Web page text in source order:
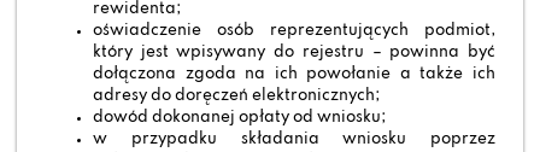
rewidenta;
oświadczenie osób reprezentujących podmiot,
który jest wpisywany do rejestru – powinna być
dołączona zgoda na ich powołanie a także ich
adresy do doręczeń elektronicznych;
dowód dokonanej opłaty od wniosku;
w przypadku składania wniosku poprzez